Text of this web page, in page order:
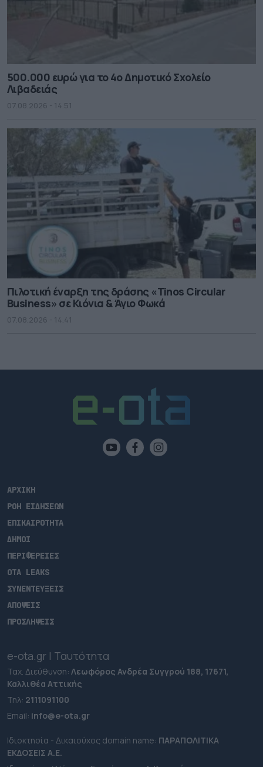
500.000 ευρώ για το 4ο Δημοτικό Σχολείο
Λιβαδειάς
07.08.2026 - 14.51
Πιλοτική έναρξη της δράσης «Tinos Circular
Business» σε Κιόνια & Άγιο Φωκά
07.08.2026 - 14.41
ΑΡΧΙΚΗ
ΡΟΗ ΕΙΔΗΣΕΩΝ
ΕΠΙΚΑΙΡΟΤΗΤΑ
ΔΗΜΟΙ
ΠΕΡΙΦΕΡΕΙΕΣ
OTA LEAKS
ΣΥΝΕΝΤΕΥΞΕΙΣ
ΑΠΟΨΕΙΣ
ΠΡΟΣΛΗΨΕΙΣ
e-ota.gr | Ταυτότητα
Ταχ. Διεύθυνση: Λεωφόρος Ανδρέα Συγγρού 188, 17671,
Καλλιθέα Αττικής
Τηλ: 2111091100
Εmail: info@e-ota.gr
Ιδιοκτησία - Δικαιούχος domain name: ΠΑΡΑΠΟΛΙΤΙΚΑ
ΕΚΔΟΣΕΙΣ A.E.